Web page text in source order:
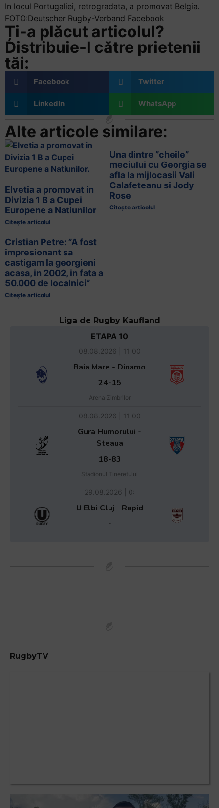
In locul Portugaliei, retrogradata, a promovat Belgia.
FOTO:Deutscher Rugby-Verband Facebook
Ți-a plăcut articolul?
Distribuie-l către prietenii
tăi:
Facebook Twitter
LinkedIn WhatsApp
Alte articole similare:
Elvetia a promovat in
Divizia 1 B a Cupei
Europene a Natiunilor
Citește articolul
Una dintre ”cheile”
meciului cu Georgia se
afla la mijlocasii Vali
Calafeteanu si Jody
Rose
Citește articolul
Cristian Petre: ”A fost
impresionant sa
castigam la georgieni
acasa, in 2002, in fata a
50.000 de localnici”
Citește articolul
Liga de Rugby Kaufland
ETAPA 10
08.08.2026 | 11:00
Baia Mare - Dinamo
24-15
Arena Zimbrilor
08.08.2026 | 11:00
Gura Humorului -
Steaua
18-83
Stadionul Tineretului
29.08.2026 | 0:
U Elbi Cluj - Rapid
-
RugbyTV